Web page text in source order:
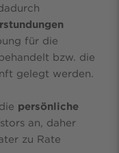
für die
bzw. die
gelegt werden.
persönliche
an, daher
zu Rate